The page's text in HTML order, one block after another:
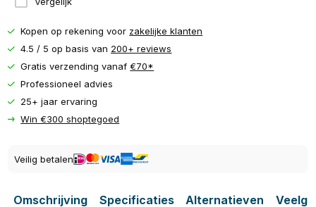
Kopen op rekening voor zakelijke klanten
4.5 / 5 op basis van 200+ reviews
Gratis verzending vanaf€70*
Professioneel advies
25+ jaar ervaring
Win €300 shoptegoed
Veilig betalen
Omschrijving Specificaties Alternatieven